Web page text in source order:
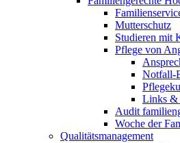
Mutterschutz
Studieren mit
Pflege von
Notfall-
Links &
Audit
Woche der
Qualitätsmanagement